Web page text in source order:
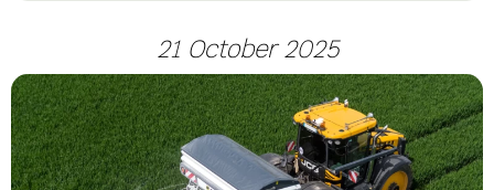
21 October 2025